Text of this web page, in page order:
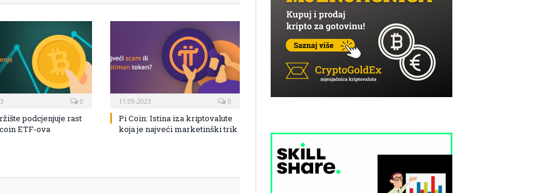
0
podcjenjuje rast
ETF-ova
11.09.2023 0
Pi Coin: Istina iza kriptovalute
koja je najveći marketinški trik